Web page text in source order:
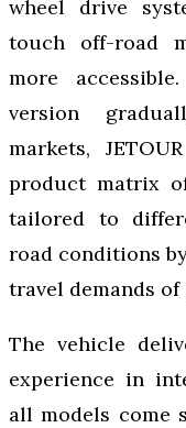
wheel drive
touch off-road
more
version
markets,
product matrix
tailored to
road conditions
travel demands
The vehicle
experience in
all models come